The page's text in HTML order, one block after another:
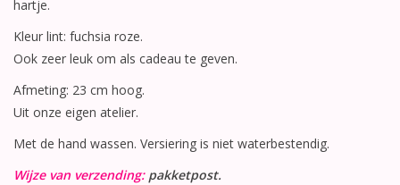
hartje.
Kleur lint: fuchsia roze.
Ook zeer leuk om als cadeau te geven.
Afmeting: 23 cm hoog.
Uit onze eigen atelier.
Met de hand wassen. Versiering is niet waterbestendig.
Wijze van verzending:pakketpost.